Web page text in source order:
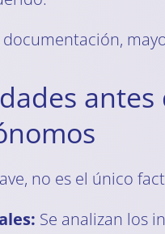
no es el único
Se analizan los